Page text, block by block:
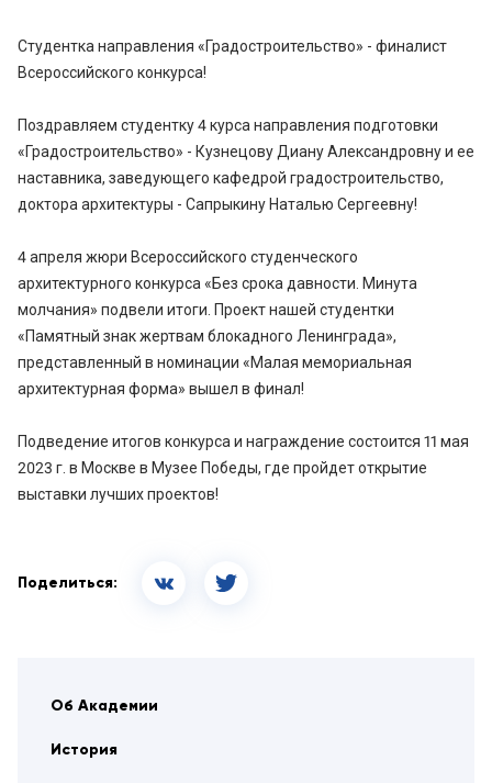
Об Академии
История
Студентка направления «Градостроительство» - финалист
Всероссийского конкурса!
Поздравляем студентку 4 курса направления подготовки
«Градостроительство» - Кузнецову Диану Александровну и ее
наставника, заведующего кафедрой градостроительство,
доктора архитектуры - Сапрыкину Наталью Сергеевну!
4 апреля жюри Всероссийского студенческого
архитектурного конкурса «Без срока давности. Минута
молчания» подвели итоги. Проект нашей студентки
«Памятный знак жертвам блокадного Ленинграда»,
представленный в номинации «Малая мемориальная
архитектурная форма» вышел в финал!
Подведение итогов конкурса и награждение состоится 11 мая
2023 г. в Москве в Музее Победы, где пройдет открытие
выставки лучших проектов!
Поделиться: